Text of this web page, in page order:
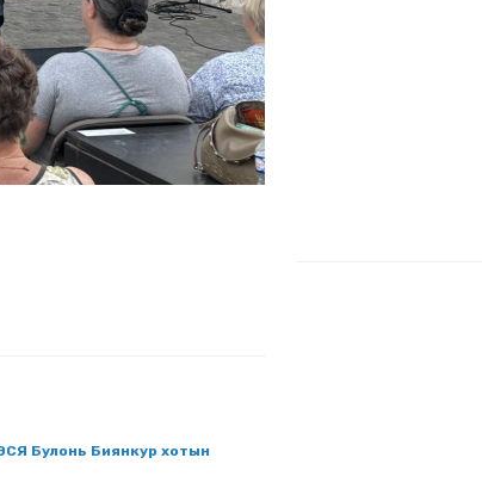
Булонь Биянкур хотын